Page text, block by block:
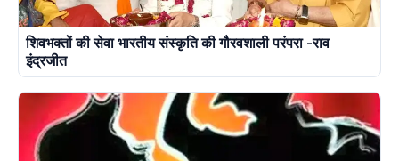
शिवभक्तों की सेवा भारतीय संस्कृति की गौरवशाली परंपरा -राव
इंद्रजीत